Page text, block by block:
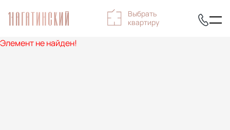
Выбрать
квартиру
Элемент не найден!